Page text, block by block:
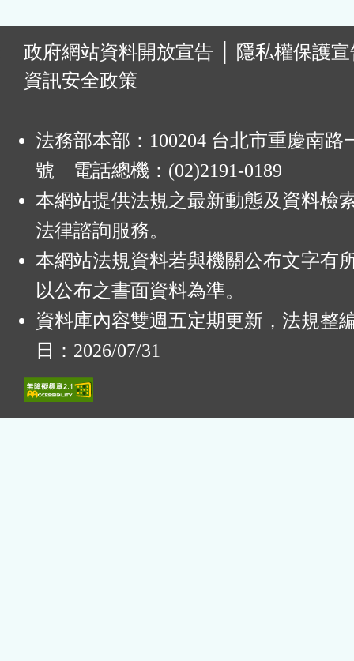
政府網站資料開放宣告
隱私權保護
資訊安全政策
法務部本部：100204 台北市重慶南路
號 電話總機：(02)2191-0189
本網站提供法規之最新動態及資料檢
法律諮詢服務。
本網站法規資料若與機關公布文字有
以公布之書面資料為準。
資料庫內容雙週五定期更新，法規整
日：2026/07/31